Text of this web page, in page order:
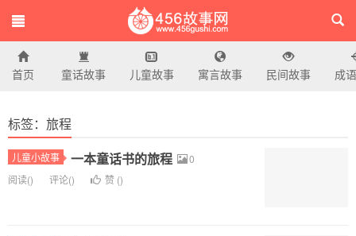
首页 童话故事 儿童故事 寓言故事 民间故事 成
标签：旅程
儿童小故事 一本童话书的旅程
0
阅读() 评论() 赞 ()